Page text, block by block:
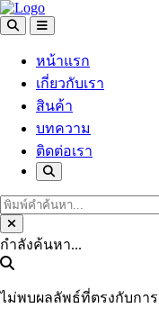
หน้าแรก
เกี่ยวกับเรา
สินค้า
บทความ
ติดต่อเรา
กำลังค้นหา...
ไม่พบผลลัพธ์ที่ตรงกับกา